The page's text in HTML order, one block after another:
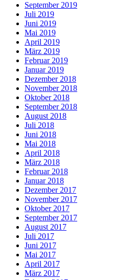
September 2019
Juli 2019
Juni 2019
Mai 2019
April 2019
März 2019
Februar 2019
Januar 2019
Dezember 2018
November 2018
Oktober 2018
September 2018
August 2018
Juli 2018
Juni 2018
Mai 2018
April 2018
März 2018
Februar 2018
Januar 2018
Dezember 2017
November 2017
Oktober 2017
September 2017
August 2017
Juli 2017
Juni 2017
Mai 2017
April 2017
März 2017